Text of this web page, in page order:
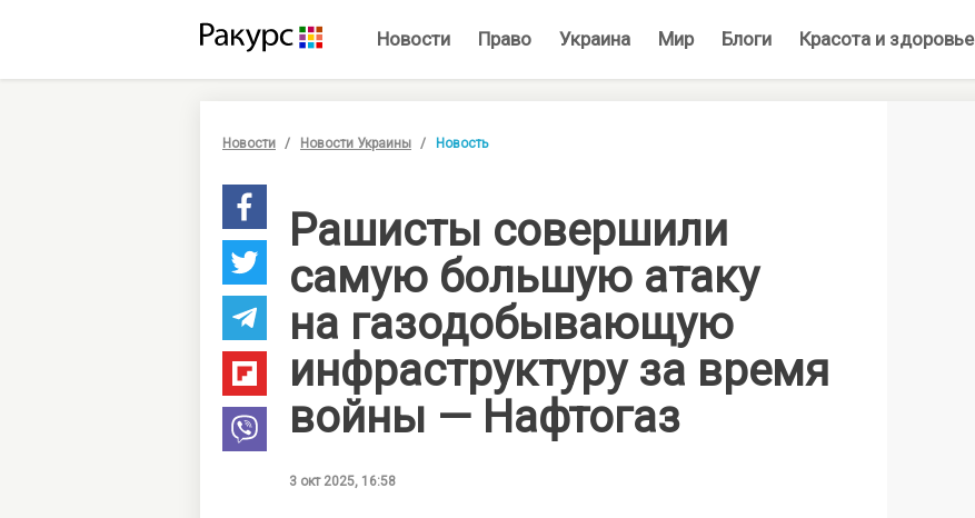
Новости Право Украина Мир Блоги Красота и здоровье
Новости Новости Украины Новость
Рашисты совершили
самую большую атаку
на газодобывающую
инфраструктуру за время
войны — Нафтогаз
3 окт 2025, 16:58